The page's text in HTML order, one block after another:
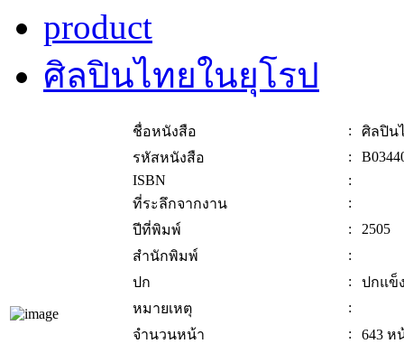
product
ศิลปินไทยในยุโรป
ชื่อหนังสือ :
ศิลปิน
รหัสหนังสือ
:
ISBN
:
ที่ระลึกจากงาน
:
ปีที่พิมพ์
:
2505
สำนักพิมพ์
:
ปก
:
ปกแข็
หมายเหตุ
:
จำนวนหน้า
:
643 ห